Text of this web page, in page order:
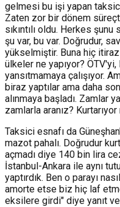
gelmesi bu işi yapan
Zaten zor bir dönem
sıkıntılı oldu. Herkes
şu var, bu var. Doğrudur,
yükselmiştir. Buna hiç
ülkeler ne yapıyor? ÖTV'yi,
yansıtmamaya çalışıyor.
biraz yaptılar ama daha
alınmaya başladı. Zamlar
zamlarla aranız?
Taksici esnafı da
mazot pahalı. Doğrudur
açmadı diye 140 bin lira
İstanbul-Ankara ile aynı
yaptırdık. Ben o parayı
amorte etse biz hiç laf
eksilere girdi" diye yanıt